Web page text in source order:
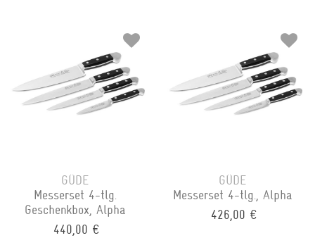
GÜDE
Messerset 4-tlg.
Geschenkbox, Alpha
440,00 €
GÜDE
Messerset 4-tlg., Alpha
426,00 €